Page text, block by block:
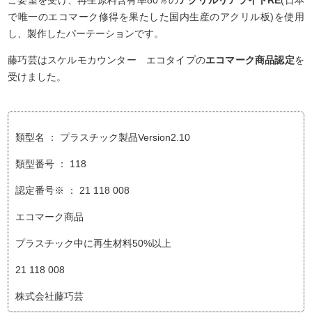
で唯一のエコマーク修得を果たした国内生産のアクリル板)を使用
し、製作したパーテーションです。
藤巧芸はスケルモカウンター エコタイプのエコマーク商品認定を
受けました。
類型名 ： プラスチック製品Version2.10
類型番号 ： 118
認定番号※ ： 21 118 008
エコマーク商品
プラスチック中に再生材料50%以上
21 118 008
株式会社藤巧芸